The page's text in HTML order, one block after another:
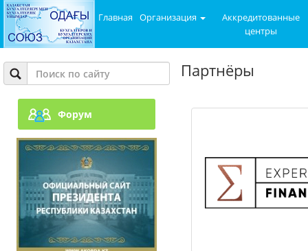
Главная Организация
Аккредитованные
центры
Форум
Партнёры
ExpertFinance
ТОО "Ориентир